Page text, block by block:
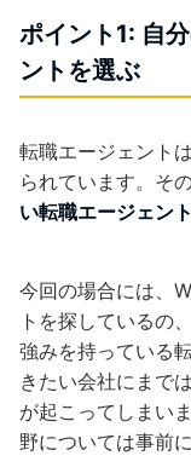
ポイント1: 自
ントを選ぶ
転職エージェント
られています。そ
い転職エージェン
今回の場合には、
トを探しているの
強みを持っている
きたい会社にまで
が起こってしまい
野については事前